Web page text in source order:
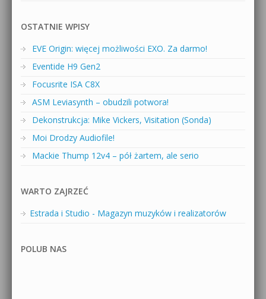
OSTATNIE WPISY
EVE Origin: więcej możliwości EXO. Za darmo!
Eventide H9 Gen2
Focusrite ISA C8X
ASM Leviasynth – obudzili potwora!
Dekonstrukcja: Mike Vickers, Visitation (Sonda)
Moi Drodzy Audiofile!
Mackie Thump 12v4 – pół żartem, ale serio
WARTO ZAJRZEĆ
Estrada i Studio - Magazyn muzyków i realizatorów
POLUB NAS